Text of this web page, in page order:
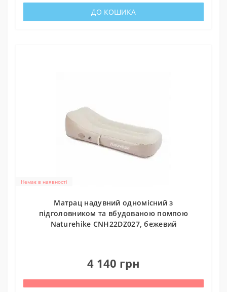
ДО КОШИКА
Немає в наявності
Матрац надувний одномісний з
підголовником та вбудованою помпою
Naturehike CNH22DZ027, бежевий
4 140 грн